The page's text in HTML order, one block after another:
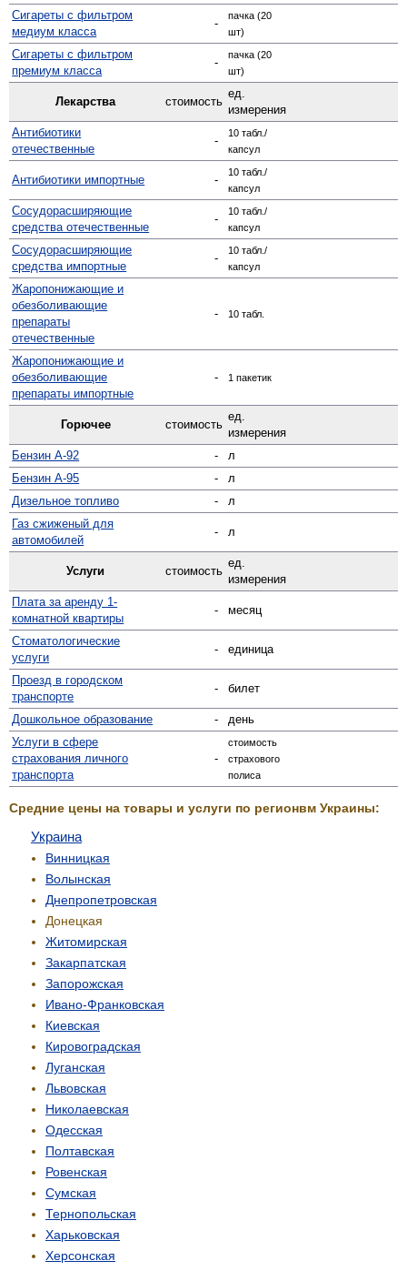
Сигареты с фильтром
медиум класса
-
пачка (20
шт)
Сигареты с фильтром
премиум класса
-
пачка (20
шт)
Лекарства стоимость
ед.
измерения
Антибиотики
отечественные
-
10 табл./
капсул
Антибиотики импортные -
10 табл./
капсул
Сосудо­расширяющие
средства отечественные
-
10 табл./
капсул
Сосуд­орасширяющие
средства импортные
-
10 табл./
капсул
Жаро­понижающие и
обезболивающие
препараты
отечественные
- 10 табл.
Жаро­понижающие и
обезболивающие
препараты импортные
- 1 пакетик
Горючее стоимость
ед.
измерения
Бензин А-92
-
л
Бензин А-95
-
л
Дизельное топливо
-
л
Газ сжиженый для
автомобилей
- л
Услуги стоимость
ед.
измерения
Плата за аренду 1-
комнатной квартиры
- месяц
Стомато­логические
услуги
- единица
Проезд в городском
транспорте
- билет
Дошкольное образование -
день
Услуги в сфере
страхования личного
транспорта
-
стоимость
страхового
полиса
Средние цены на товары и услуги по регионвм Украины:
Украина
Винницкая
Волынская
Днепропетровская
Донецкая
Житомирская
Закарпатская
Запорожская
Ивано-Франковская
Киевская
Кировоградская
Луганская
Львовская
Николаевская
Одесская
Полтавская
Ровенская
Сумская
Тернопольская
Харьковская
Херсонская